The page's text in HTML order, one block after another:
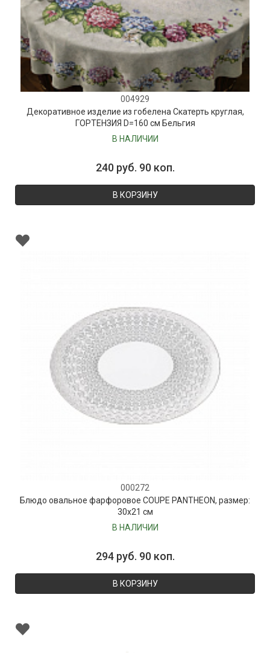
004929
Декоративное изделие из гобелена Скатерть круглая,
ГОРТЕНЗИЯ D=160 см Бельгия
В НАЛИЧИИ
240 руб. 90 коп.
В КОРЗИНУ
000272
Блюдо овальное фарфоровое COUPE PANTHEON, размер:
30х21 см
В НАЛИЧИИ
294 руб. 90 коп.
В КОРЗИНУ